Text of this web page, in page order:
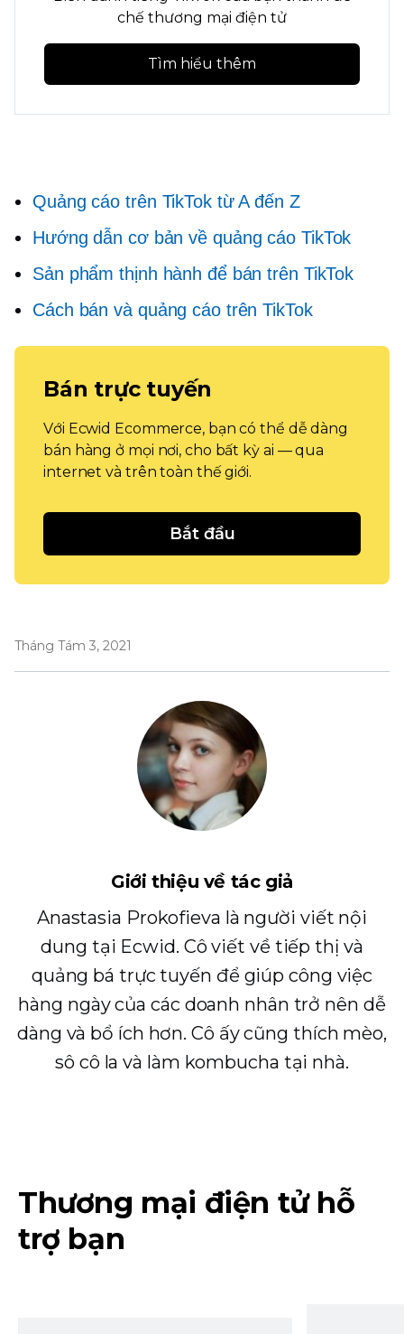
chế thương mại điện tử
Tìm hiểu thêm
Quảng cáo trên TikTok từ A đến Z
Hướng dẫn cơ bản về quảng cáo TikTok
Sản phẩm thịnh hành để bán trên TikTok
Cách bán và quảng cáo trên TikTok
Bán trực tuyến
Với Ecwid Ecommerce, bạn có thể dễ dàng
bán hàng ở mọi nơi, cho bất kỳ ai — qua
internet và trên toàn thế giới.
Bắt đầu
Tháng Tám 3, 2021
Giới thiệu về tác giả
Anastasia Prokofieva là người viết nội
dung tại Ecwid. Cô viết về tiếp thị và
quảng bá trực tuyến để giúp công việc
hàng ngày của các doanh nhân trở nên dễ
dàng và bổ ích hơn. Cô ấy cũng thích mèo,
sô cô la và làm kombucha tại nhà.
Thương mại điện tử hỗ
trợ bạn